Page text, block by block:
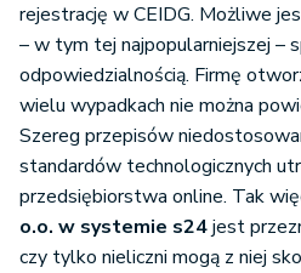
rejestrację w CEIDG. Możliwe
– w tym tej najpopularniejszej –
odpowiedzialnością. Firmę
wielu wypadkach nie można
Szereg przepisów
standardów technologicznych
przedsiębiorstwa online. Tak
o.o. w systemie s24jest
czy tylko nieliczni mogą z niej